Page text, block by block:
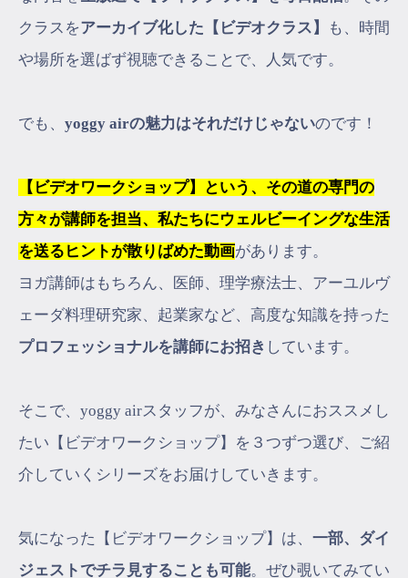
クラスをアーカイブ化した【ビデオクラス】
も、時間
や場所を選ばず視聴できることで、人気です。
でも、 yoggy airの魅力はそれだけじゃないのです！
【ビデオワークショップ】という、その道の専門の
方々が講師を担当、私たちにウェルビーイングな生活
を送るヒントが散りばめた動画があります。
ヨガ講師はもちろん、医師、理学療法士、アーユルヴ
ェーダ料理研究家、起業家など、高度な知識を持った
プロフェッショナルを講師にお招き しています。
そこで、yoggy airスタッフが、みなさんにおススメし
たい【ビデオワークショップ】を３つずつ選び、ご紹
介していくシリーズをお届けしていきます。
気になった【ビデオワークショップ】は、 一部、ダイ
ジェストでチラ見することも可能。ぜひ覗いてみてい